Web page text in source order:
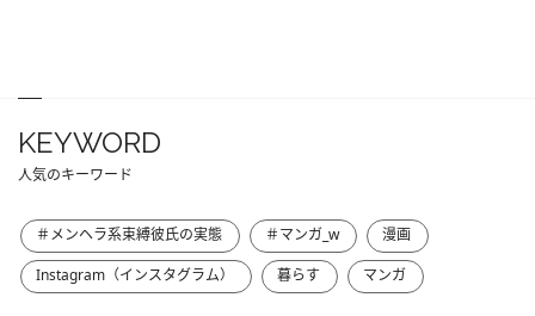
KEYWORD
人気のキーワード
＃メンヘラ系束縛彼氏の実態 ＃マンガ_w
漫画
Instagram（インスタグラム）
暮らす マンガ